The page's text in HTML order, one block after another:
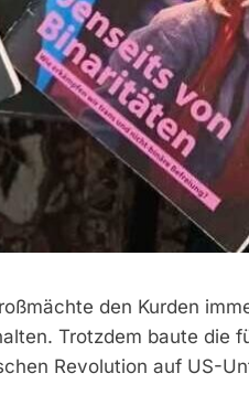
den Kurden
Trotzdem baute die
Revolution auf US-